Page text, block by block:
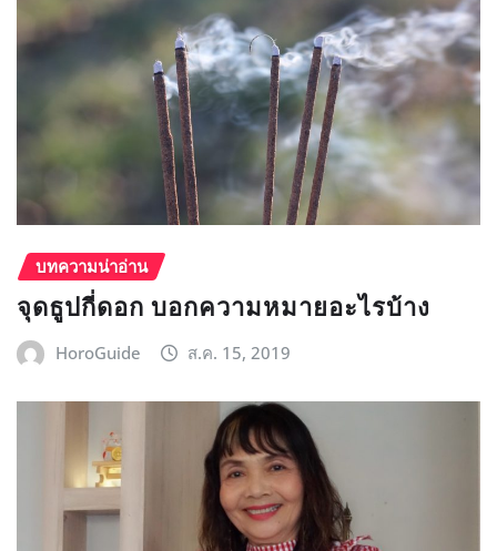
บทความน่าอ่าน
จุดธูปกี่ดอก บอกความหมายอะไรบ้าง
HoroGuide ส.ค. 15, 2019